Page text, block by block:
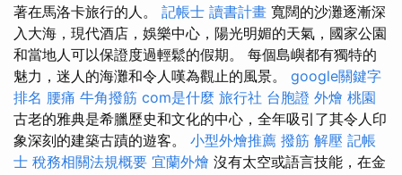
著在馬洛卡旅行的人。 記帳士 讀書計畫 寬闊的沙灘逐漸深
入大海，現代酒店，娛樂中心，陽光明媚的天氣，國家公園
和當地人可以保證度過輕鬆的假期。 每個島嶼都有獨特的
魅力，迷人的海灘和令人嘆為觀止的風景。 google關鍵字
排名 腰痛 牛角撥筋 com是什麼 旅行社 台胞證 外燴 桃園
古老的雅典是希臘歷史和文化的中心，全年吸引了其令人印
象深刻的建築古蹟的遊客。 小型外燴推薦 撥筋 解壓 記帳
士 稅務相關法規概要 宜蘭外燴 沒有太空或語言技能，在金